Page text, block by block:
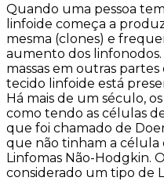
Quando uma pessoa
linfoide começa a
mesma (clones) e
aumento dos
massas em outras
tecido linfoide está
Há mais de um século,
como tendo as células
que foi chamado de
que não tinham a célula
Linfomas Não-Hodgkin.
considerado um tipo de